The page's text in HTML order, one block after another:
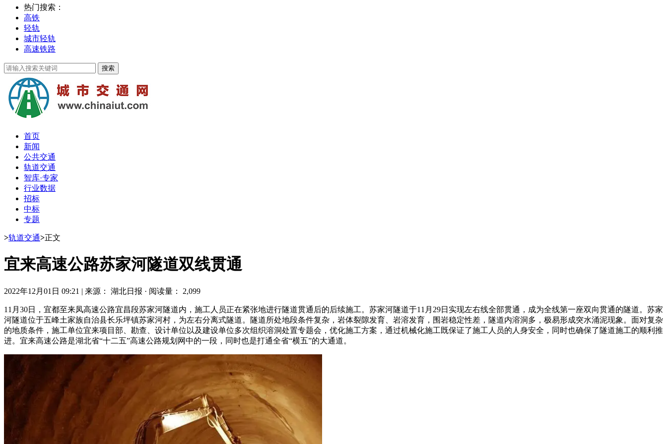
热门搜索：
高铁
轻轨
城市轻轨
高速铁路
首页
新闻
公共交通
轨道交通
智库·专家
行业数据
招标
中标
专题
>轨道交通>正文
宜来高速公路苏家河隧道双线贯通
2022年12月01日 09:21 | 来源： 湖北日报 · 阅读量： 2,099
11月30日，宜都至来凤高速公路宜昌段苏家河隧道内，施工人员正在紧张地进行隧道贯通后的后续施工。苏家河隧道于11月29日实现左右线全部贯通，成为全线第一座双向贯通的隧道。苏家
河隧道位于五峰土家族自治县长乐坪镇苏家河村，为左右分离式隧道。隧道所处地段条件复杂，岩体裂隙发育、岩溶发育，围岩稳定性差，隧道内溶洞多，极易形成突水涌泥现象。面对复杂
的地质条件，施工单位宜来项目部、勘查、设计单位以及建设单位多次组织溶洞处置专题会，优化施工方案，通过机械化施工既保证了施工人员的人身安全，同时也确保了隧道施工的顺利推
进。宜来高速公路是湖北省“十二五”高速公路规划网中的一段，同时也是打通全省“横五”的大通道。